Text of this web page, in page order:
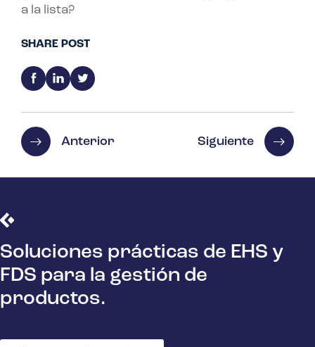
a la lista?
SHARE POST
Anterior Siguiente
Soluciones prácticas de EHS y
FDS para la gestión de
productos.